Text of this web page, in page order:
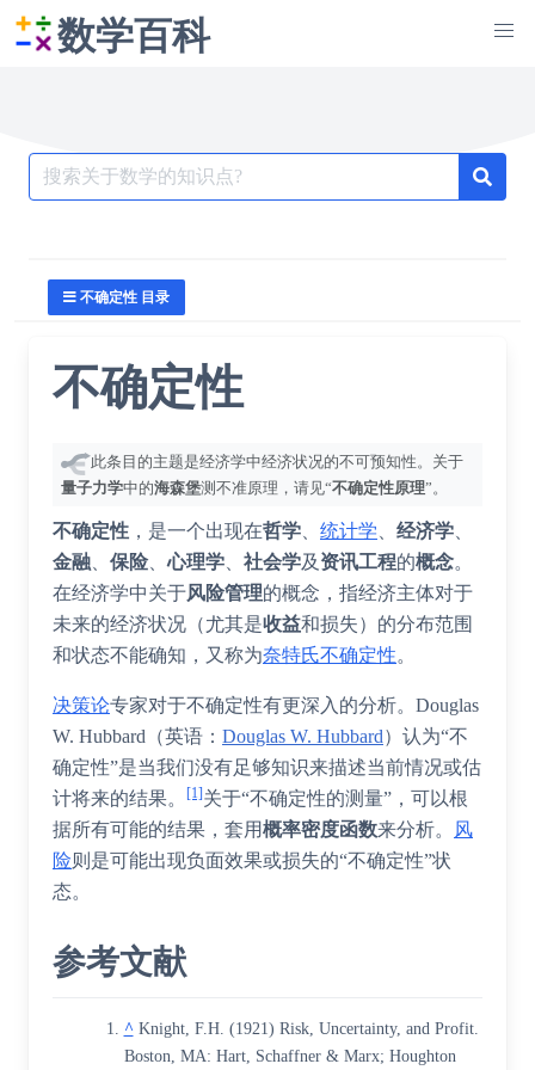
数学百科
Search
for:
不确定性 目录
不确定性
此条目的主题是经济学中经济状况的不可预知性。关于
量子力学中的海森堡测不准原理，请见“不确定性原理”。
不确定性 ，是一个出现在哲学 统计学 经济学
金融
保险、心理学 社会学及 资讯工程的概念。
在经济学中关于风险管理的概念，指经济主体对于
未来的经济状况（尤其是收益和损失）的分布范围
和状态不能确知，又称为奈特氏不确定性。
决策论专家对于不确定性有更深入的分析。 Douglas
W. Hubbard （英语 ： Douglas W. Hubbard） 认为“不
确定性”是当我们没有足够知识来描述当前情况或估
计将来的结果。
[1]关于“不确定性的测量”，可以根
据所有可能的结果，套用概率密度函数来分析。
风
险则是可能出现负面效果或损失的“不确定性”状
态。
参考文献
^ Knight, F.H. (1921) Risk, Uncertainty, and Profit.
Boston, MA: Hart, Schaffner & Marx; Houghton